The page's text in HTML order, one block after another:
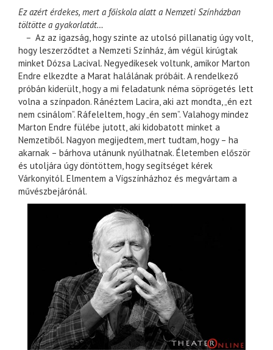
Ez azért érdekes, mert a főiskola alatt a Nemzeti Színházban
töltötte a gyakorlatát…
– Az az igazság, hogy szinte az utolsó pillanatig úgy volt,
hogy leszerződtet a Nemzeti Színház, ám végül kirúgtak
minket Dózsa Lacival. Negyedikesek voltunk, amikor Marton
Endre elkezdte a Marat halálának próbáit. A rendelkező
próbán kiderült, hogy a mi feladatunk néma söprögetés lett
volna a színpadon. Ránéztem Lacira, aki azt mondta, „én ezt
nem csinálom”. Ráfeleltem, hogy „én sem”. Valahogy mindez
Marton Endre fülébe jutott, aki kidobatott minket a
Nemzetiből. Nagyon megijedtem, mert tudtam, hogy – ha
akarnak – bárhova utánunk nyúlhatnak. Életemben először
és utoljára úgy döntöttem, hogy segítséget kérek
Várkonyitól. Elmentem a Vígszínházhoz és megvártam a
művészbejárónál.